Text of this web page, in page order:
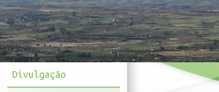
Divulgação